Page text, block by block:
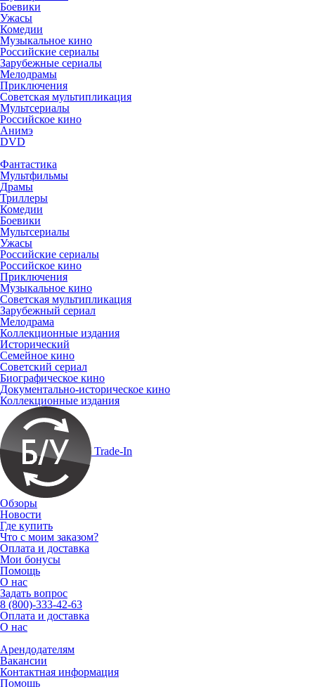
Боевики
Ужасы
Комедии
Музыкальное кино
Российские сериалы
Зарубежные сериалы
Мелодрамы
Приключения
Советская мультипликация
Мультсериалы
Российское кино
Анимэ
DVD
Фантастика
Мультфильмы
Драмы
Триллеры
Комедии
Боевики
Мультсериалы
Ужасы
Российские сериалы
Российское кино
Приключения
Музыкальное кино
Советская мультипликация
Зарубежный сериал
Мелодрама
Коллекционные издания
Исторический
Семейное кино
Советский сериал
Биографическое кино
Документально-историческое кино
Коллекционные издания
Trade-In
Обзоры
Новости
Где купить
Что с моим заказом?
Оплата и доставка
Мои бонусы
Помощь
О нас
Задать вопрос
8 (800)-333-42-63
Оплата и доставка
О нас
Арендодателям
Вакансии
Контактная информация
Помощь